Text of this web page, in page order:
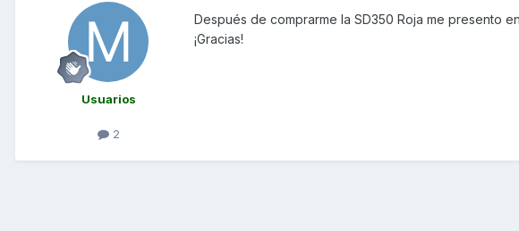
Usuarios
2
Después de comprarme la SD350 Roja me presento
¡Gracias!